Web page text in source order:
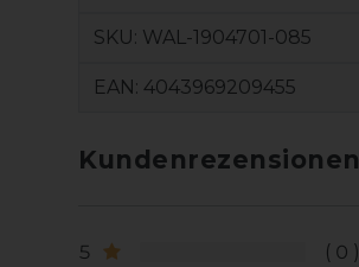
SKU: WAL-1904701-085
EAN: 4043969209455
Kundenrezensionen
5
0